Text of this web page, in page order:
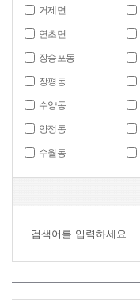
거제면
연초면
장승포동
장평동
수양동
양정동
수월동